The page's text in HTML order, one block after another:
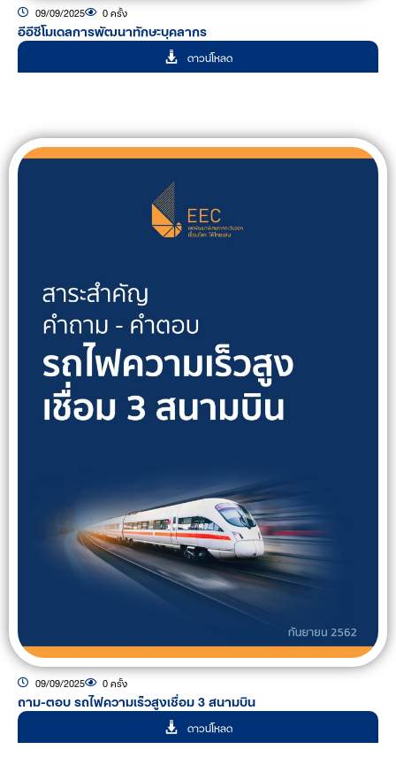
09/09/2025 0 ครั้ง
อีอีซีโมเดลการพัฒนาทักษะบุคลากร
ดาวน์โหลด
09/09/2025 0 ครั้ง
ถาม-ตอบ รถไฟความเร็วสูงเชื่อม 3 สนามบิน
ดาวน์โหลด